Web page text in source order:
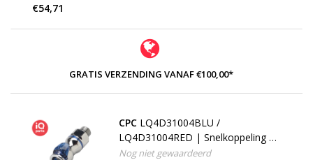
€54,71
GRATIS VERZENDING VANAF €100,00*
CPC LQ4D31004BLU /
LQ4D31004RED | Snelkoppeling |
Verchroomd messing | 1/4" G
Nog niet gewaardeerd